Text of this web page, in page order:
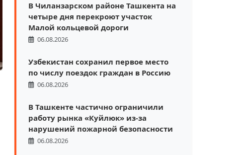
В Чиланзарском районе Ташкента на
четыре дня перекроют участок
Малой кольцевой дороги
06.08.2026
Узбекистан сохранил первое место
по числу поездок граждан в Россию
06.08.2026
В Ташкенте частично ограничили
работу рынка «Куйлюк» из-за
нарушений пожарной безопасности
06.08.2026